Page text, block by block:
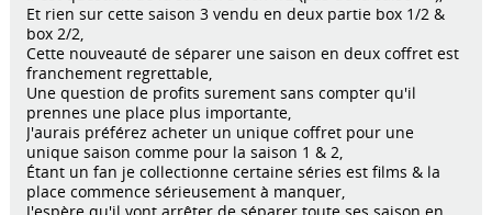
Et rien sur cette saison 3 vendu en deux partie box 1/2 &
box 2/2,
Cette nouveauté de séparer une saison en deux coffret est
franchement regrettable,
Une question de profits surement sans compter qu'il
prennes une place plus importante,
J'aurais préférez acheter un unique coffret pour une
unique saison comme pour la saison 1 & 2,
Étant un fan je collectionne certaine séries est films & la
place commence sérieusement à manquer,